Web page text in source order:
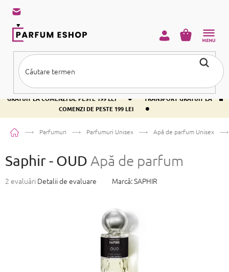
conținut
TRANSPORT GRATUIT LA COMENZI DE PESTE 199 LEI •
TRANSPORT
GRATUIT LA COMENZI DE PESTE 199 LEI
•
TRANSPORT GRATUIT LA
COMENZI DE PESTE 199 LEI
•
COŞ
Acasă Parfumuri Parfumuri Unisex Apă de parfum Unisex
Saphir - OUD Apă de parfum
Evaluarea
2 evaluări Detalii de evaluare Marcă:SAPHIR